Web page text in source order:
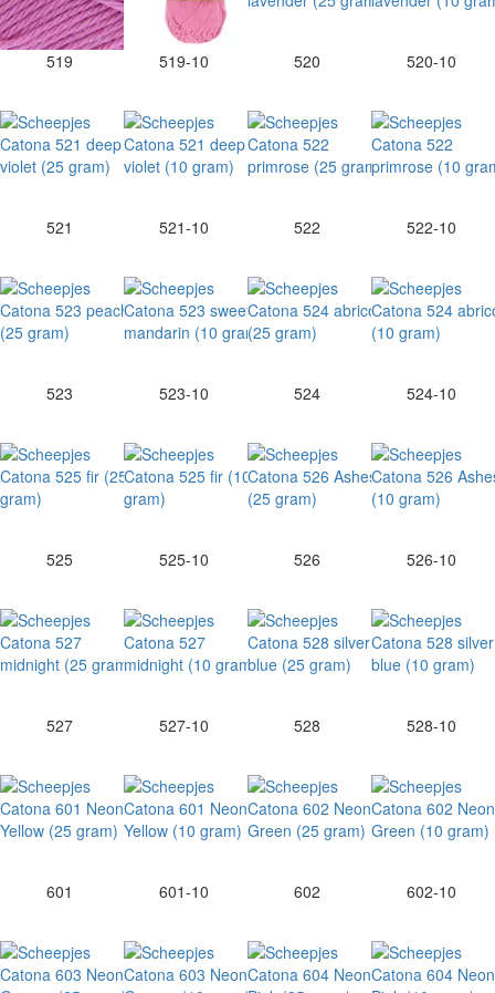
519 519-10 520 520-10
521 521-10 522 522-10
523 523-10 524 524-10
525 525-10 526 526-10
527 527-10 528 528-10
601 601-10 602 602-10